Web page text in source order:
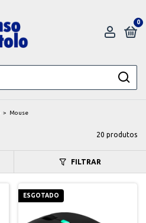
0
> Mouse
20 produtos
FILTRAR
ESGOTADO